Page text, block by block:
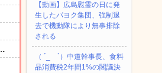
【動画】広島慰霊の日に発
生したパヨク集団、強制退
去で機動隊により無事排除
される
（ ´_ゝ`）中道幹事長、食料
品消費税2年間1%の閣議決